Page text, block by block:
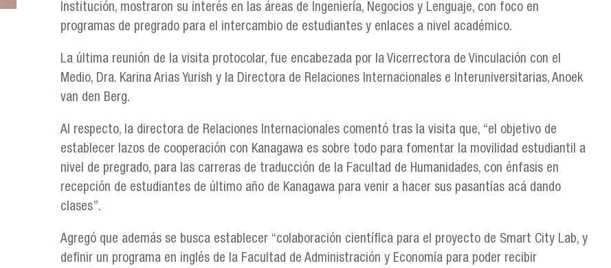
Institución, mostraron su interés en las áreas de Ingeniería, Negocios y Lenguaje, con foco en
programas de pregrado para el intercambio de estudiantes y enlaces a nivel académico.
La última reunión de la visita protocolar, fue encabezada por la Vicerrectora de Vinculación con el
Medio, Dra. Karina Arias Yurish y la Directora de Relaciones Internacionales e Interuniversitarias, Anoek
van den Berg.
Al respecto, la directora de Relaciones Internacionales comentó tras la visita que, “el objetivo de
establecer lazos de cooperación con Kanagawa es sobre todo para fomentar la movilidad estudiantil a
nivel de pregrado, para las carreras de traducción de la Facultad de Humanidades, con énfasis en
recepción de estudiantes de último año de Kanagawa para venir a hacer sus pasantías acá dando
clases”.
Agregó que además se busca establecer “colaboración científica para el proyecto de Smart City Lab, y
definir un programa en inglés de la Facultad de Administración y Economía para poder recibir